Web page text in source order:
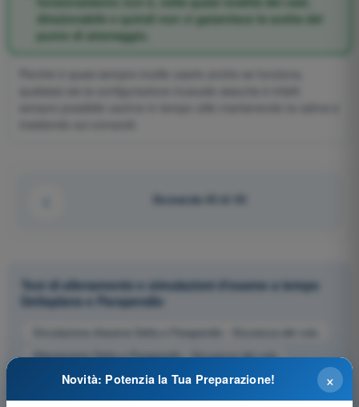
direzionabile e quindi non ci garantisce la scelta del
punto di atterraggio.
Domanda 45 di 45
Test di allenamento e simulazioni d'esame a tempo
Deltaplano e Parapendio
Simulazione d'esame Delta e Parapendio - Sicurezza del volo
Allenamento Delta e Parapendio - Sicurezza del volo
Esame in PDF Delta e Parapendio - Sicurezza del volo
×
Novità: Potenzia la Tua Preparazione!